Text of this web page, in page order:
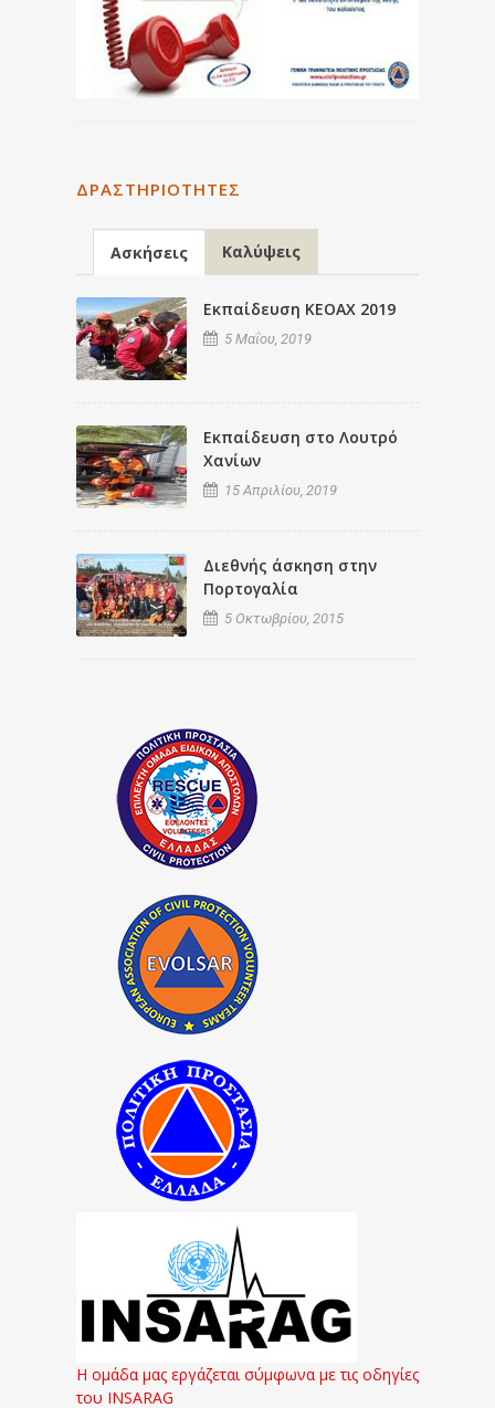
ΔΡΑΣΤΗΡΙΌΤΗΤΕΣ
Ασκήσεις Καλύψεις
Εκπαίδευση ΚΕΟΑΧ 2019
5 Μαΐου, 2019
Εκπαίδευση στο Λουτρό
Χανίων
15 Απριλίου, 2019
Διεθνής άσκηση στην
Πορτογαλία
5 Οκτωβρίου, 2015
Η ομάδα μας εργάζεται σύμφωνα με τις οδηγίες
του INSARAG